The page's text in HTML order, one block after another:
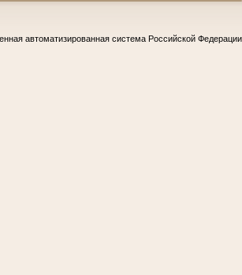
автоматизированная система Российской